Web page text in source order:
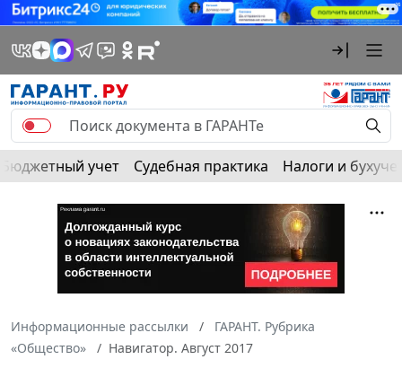
Бюджетный учет Судебная практика Налоги и
Информационные рассылки
ГАРАНТ. Рубрика
«Общество»
Навигатор. Август 2017